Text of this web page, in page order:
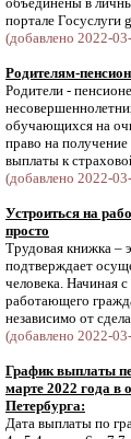
портале Госуслуги
(добавлено 2022-
Родителям-
Родители -
обучающихся на
право на
выплаты к
(добавлено 2022-
Устроиться на
просто
Трудовая книжка –
подтверждает
человека. Начиная
работающего
независимо от
(добавлено 2022-
График выплаты
марте 2022 года в
Петербурга:
Дата выплаты по